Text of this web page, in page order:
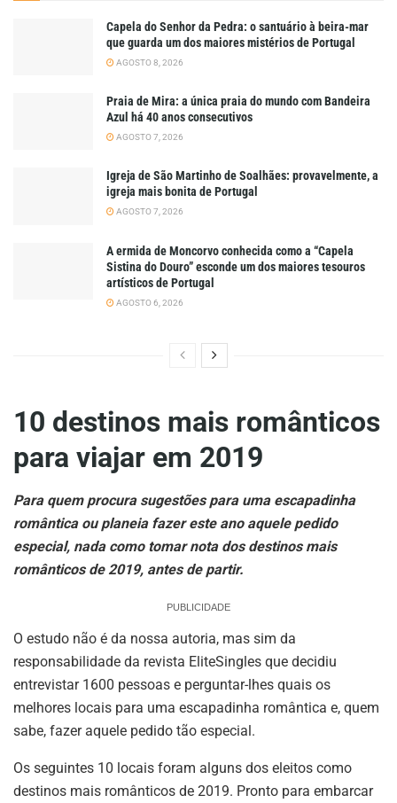
Capela do Senhor da Pedra: o santuário à beira-mar
que guarda um dos maiores mistérios de Portugal
AGOSTO 8, 2026
Praia de Mira: a única praia do mundo com Bandeira
Azul há 40 anos consecutivos
AGOSTO 7, 2026
Igreja de São Martinho de Soalhães: provavelmente, a
igreja mais bonita de Portugal
AGOSTO 7, 2026
A ermida de Moncorvo conhecida como a “Capela
Sistina do Douro” esconde um dos maiores tesouros
artísticos de Portugal
AGOSTO 6, 2026
10 destinos mais românticos
para viajar em 2019
Para quem procura sugestões para uma escapadinha
romântica ou planeia fazer este ano aquele pedido
especial, nada como tomar nota dos destinos mais
românticos de 2019, antes de partir.
PUBLICIDADE
O estudo não é da nossa autoria, mas sim da
responsabilidade da revista EliteSingles que decidiu
entrevistar 1600 pessoas e perguntar-lhes quais os
melhores locais para uma escapadinha romântica e, quem
sabe, fazer aquele pedido tão especial.
Os seguintes 10 locais foram alguns dos eleitos como
destinos mais românticos de 2019. Pronto para embarcar